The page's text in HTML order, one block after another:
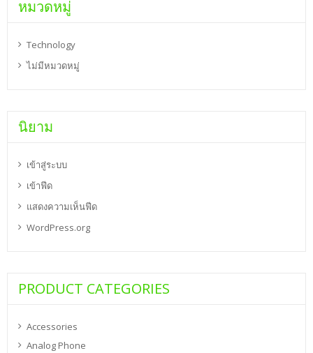
หมวดหมู่
Technology
ไม่มีหมวดหมู่
นิยาม
เข้าสู่ระบบ
เข้าฟีด
แสดงความเห็นฟีด
WordPress.org
PRODUCT CATEGORIES
Accessories
Analog Phone